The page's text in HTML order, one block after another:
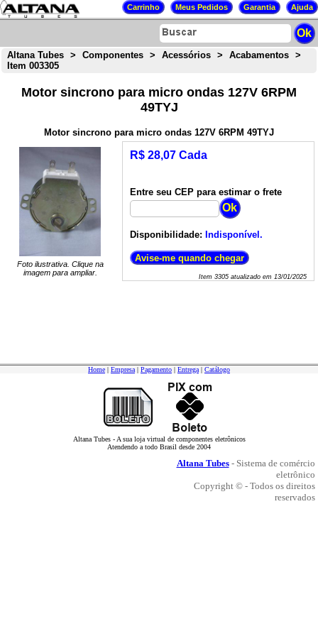
Altana Tubes > Componentes > Acessórios > Acabamentos
>
Item 003305
Motor sincrono para micro ondas 127V 6RPM
49TYJ
Motor sincrono para micro ondas 127V 6RPM 49TYJ
Foto ilustrativa. Clique na
imagem para ampliar.
R$ 28,07 Cada
Entre seu CEP para estimar o frete
Disponibilidade: Indisponível.
Item 3305atualizado em 13/01/2025
Home | Empresa | Pagamento | Entrega | Catálogo
Altana Tubes - A sua loja virtual de componentes eletrônicos
Atendendo a todo Brasil desde 2004
Altana Tubes- Sistema de comércio
eletrônico
Copyright © - Todos os direitos
reservados